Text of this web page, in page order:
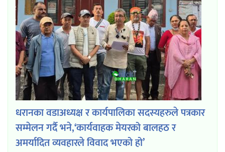
धरानका वडाअध्यक्ष र कार्यपालिका सदस्यहरुले पत्रकार
सम्मेलन गर्दै भने,‘कार्यवाहक मेयरको बालहठ र
अमर्यादित व्यवहारले विवाद भएको हो’